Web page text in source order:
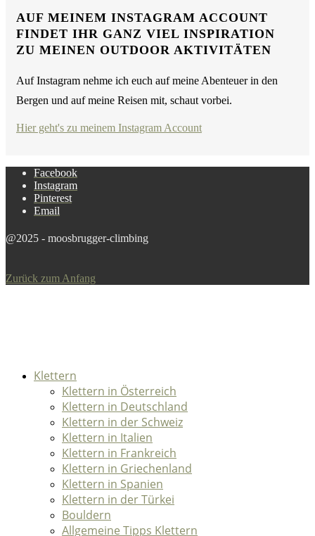
AUF MEINEM INSTAGRAM ACCOUNT
FINDET IHR GANZ VIEL INSPIRATION
ZU MEINEN OUTDOOR AKTIVITÄTEN
Auf Instagram nehme ich euch auf meine Abenteuer in den
Bergen und auf meine Reisen mit, schaut vorbei.
Hier geht's zu meinem Instagram Account
Facebook
Instagram
Pinterest
Email
@2025 - moosbrugger-climbing
Zurück zum Anfang
Klettern
Klettern in Österreich
Klettern in Deutschland
Klettern in der Schweiz
Klettern in Italien
Klettern in Frankreich
Klettern in Griechenland
Klettern in Spanien
Klettern in der Türkei
Bouldern
Allgemeine Tipps Klettern